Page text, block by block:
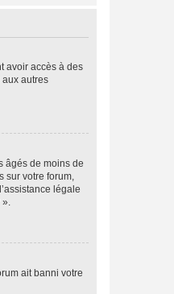
avoir accès à des
aux autres
âgés de moins de
sur votre forum,
légale
».
ait banni votre